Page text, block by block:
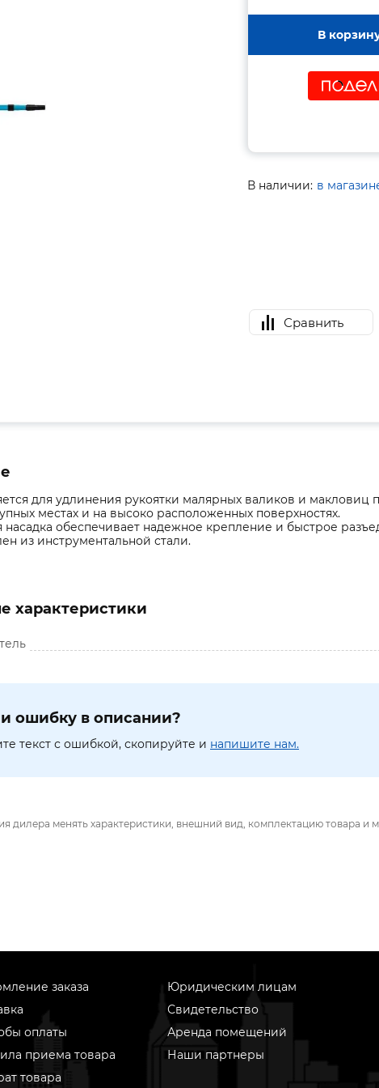
В
В наличии: в
Сравнить
для удлинения рукоятки малярных валиков и макловиц
местах и на высоко расположенных поверхностях.
насадка обеспечивает надежное крепление и быстрое
из инструментальной стали.
характеристики
ошибку в описании?
текст с ошибкой, скопируйте и напишите нам.
дилера менять характеристики, внешний вид, комплектацию товара и
заказа
оплаты
приема товара
товара
Юридическим лицам
Свидетельство
Аренда помещений
Наши партнеры